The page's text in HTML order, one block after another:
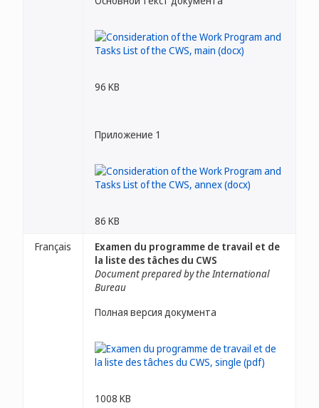
96 KB
Приложение 1
86 KB
Français
Examen du programme de travail et de
la liste des tâches du CWS
Document prepared by the International
Bureau
Полная версия документа
1008 KB